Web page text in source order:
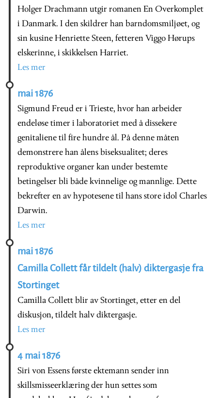
Holger Drachmann utgir romanen En Overkomplet
i Danmark. I den skildrer han barndomsmiljøet, og
sin kusine Henriette Steen, fetteren Viggo Hørups
elskerinne, i skikkelsen Harriet.
Les mer
mai 1876
Sigmund Freud er i Trieste, hvor han arbeider
endeløse timer i laboratoriet med å dissekere
genitaliene til fire hundre ål. På denne måten
demonstrere han ålens biseksualitet; deres
reproduktive organer kan under bestemte
betingelser bli både kvinnelige og mannlige. Dette
bekrefter en av hypotesene til hans store idol Charles
Darwin.
Les mer
mai 1876
Camilla Collett får tildelt (halv) diktergasje fra
Stortinget
Camilla Collett blir av Stortinget, etter en del
diskusjon, tildelt halv diktergasje.
Les mer
4 mai 1876
Siri von Essens første ektemann sender inn
skillsmisseerklæring der hun settes som